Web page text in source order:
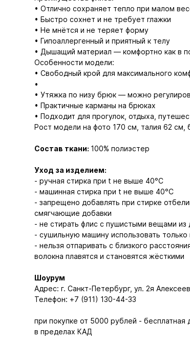
• Отлично сохраняет тепло при малом
• Быстро сохнет и не требует глажки
• Не мнётся и не теряет форму
• Гипоаллергенный и приятный к телу
• Дышащий материал — комфортно как в
Особенности модели:
• Свободный крой для максимального
•
• Утяжка по низу брюк — можно
• Практичные карманы на брюках
• Подходит для прогулок, отдыха,
Рост модели на фото 170 см, талия 62
Состав ткани: 100% полиэстер
Уход за изделием:
- ручная стирка при t не выше 40°С
- машинная стирка при t не выше 40°С
- запрещено добавлять при стирке
смягчающие добавки
- не стирать флис с пушистыми вещами из
- сушильную машину использовать
- нельзя отпаривать с близкого
волокна плавятся и становятся жёсткими
Шоурум
Адрес: г. Санкт-Петербург, ул. 2я
Телефон: +7 (911) 130-44-33
при покупке от 5000 рублей - бесплатная
в пределах КАД